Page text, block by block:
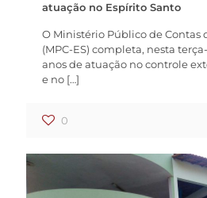
atuação no Espírito Santo
O Ministério Público de Contas
(MPC-ES) completa, nesta
anos de atuação no controle
e no […]
0